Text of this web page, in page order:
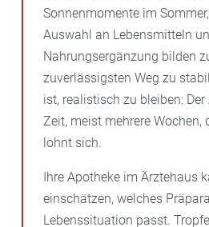
Sonnenmomente im
Auswahl an Lebensmitteln
Nahrungsergänzung bilden
zuverlässigsten Weg zu
ist, realistisch zu bleiben:
Zeit, meist mehrere Wochen,
lohnt sich.
Ihre Apotheke im Ärztehaus
einschätzen, welches
Lebenssituation passt.